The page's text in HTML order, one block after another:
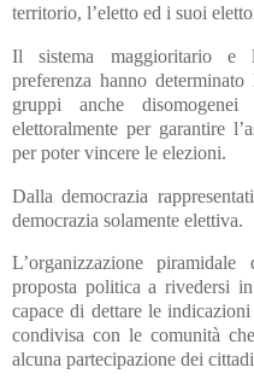
territorio, l’eletto ed i suoi
Il sistema maggioritario e
preferenza hanno
gruppi anche
elettoralmente per garantire
per poter vincere le elezioni.
Dalla democrazia
democrazia solamente elettiva.
L’organizzazione
proposta politica a rivedersi
capace di dettare le
condivisa con le comunità
alcuna partecipazione dei